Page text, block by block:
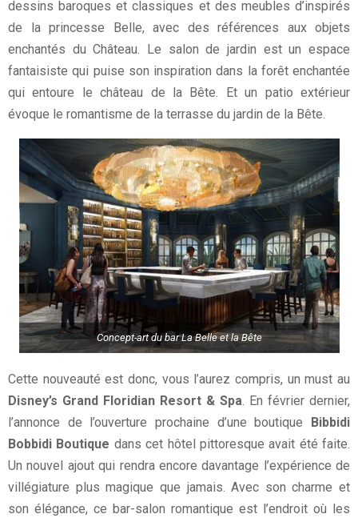
dessins baroques et classiques et des meubles d’inspirés
de la princesse Belle, avec des références aux objets
enchantés du Château. Le salon de jardin est un espace
fantaisiste qui puise son inspiration dans la forêt enchantée
qui entoure le château de la Bête. Et un patio extérieur
évoque le romantisme de la terrasse du jardin de la Bête.
Concept-art du bar La Belle et la Bête
Cette nouveauté est donc, vous l’aurez compris, un must au
Disney’s Grand Floridian Resort & Spa. En février dernier,
l’annonce de l’ouverture prochaine d’une boutique Bibbidi
Bobbidi Boutique dans cet hôtel pittoresque avait été faite.
Un nouvel ajout qui rendra encore davantage l’expérience de
villégiature plus magique que jamais. Avec son charme et
son élégance, ce bar-salon romantique est l’endroit où les